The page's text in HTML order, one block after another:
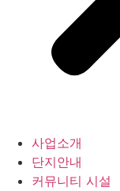
사업소개
단지안내
커뮤니티 시설